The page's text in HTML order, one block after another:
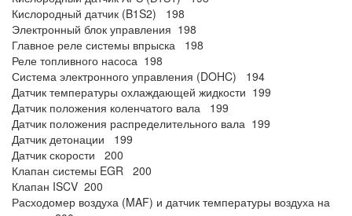
Кислородный датчик (B1S2) 198
Электронный блок управления 198
Главное реле системы впрыска 198
Реле топливного насоса 198
Система электронного управления (DOHC) 194
Датчик температуры охлаждающей жидкости 199
Датчик положения коленчатого вала 199
Датчик положения распределительного вала 199
Датчик детонации 199
Датчик скорости 200
Клапан системы EGR 200
Клапан ISCV 200
Расходомер воздуха (MAF) и датчик температуры воздуха на